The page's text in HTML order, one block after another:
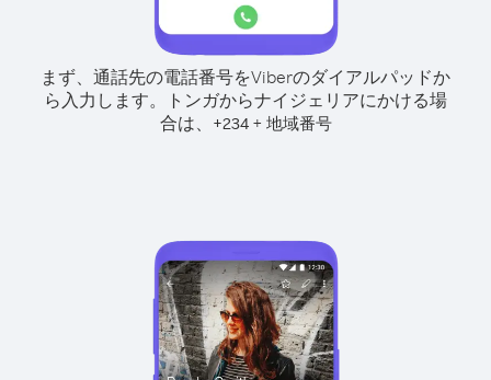
まず、通話先の電話番号をViberのダイアルパッドか
ら入力します。
トンガからナイジェリアにかける場
合は、
+234+ 地域番号